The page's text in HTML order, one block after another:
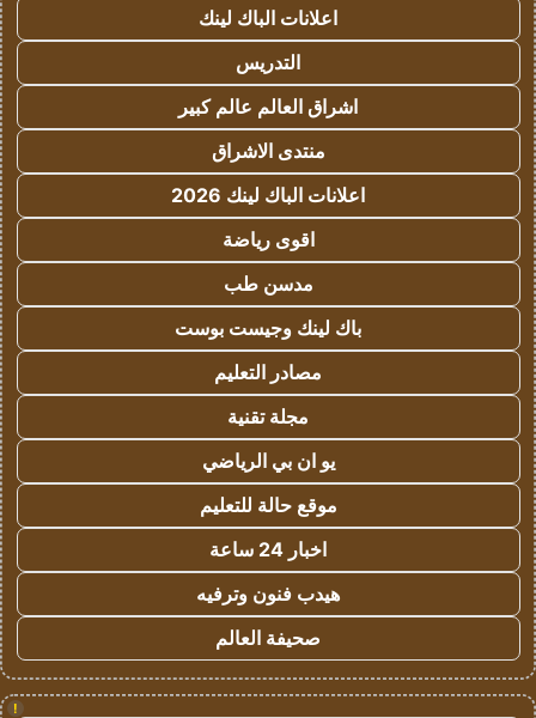
اعلانات الباك لينك
التدريس
اشراق العالم عالم كبير
منتدى الاشراق
اعلانات الباك لينك 2026
اقوى رياضة
مدسن طب
باك لينك وجيست بوست
مصادر التعليم
مجلة تقنية
يو ان بي الرياضي
موقع حالة للتعليم
اخبار 24 ساعة
هيدب فنون وترفيه
صحيفة العالم
!